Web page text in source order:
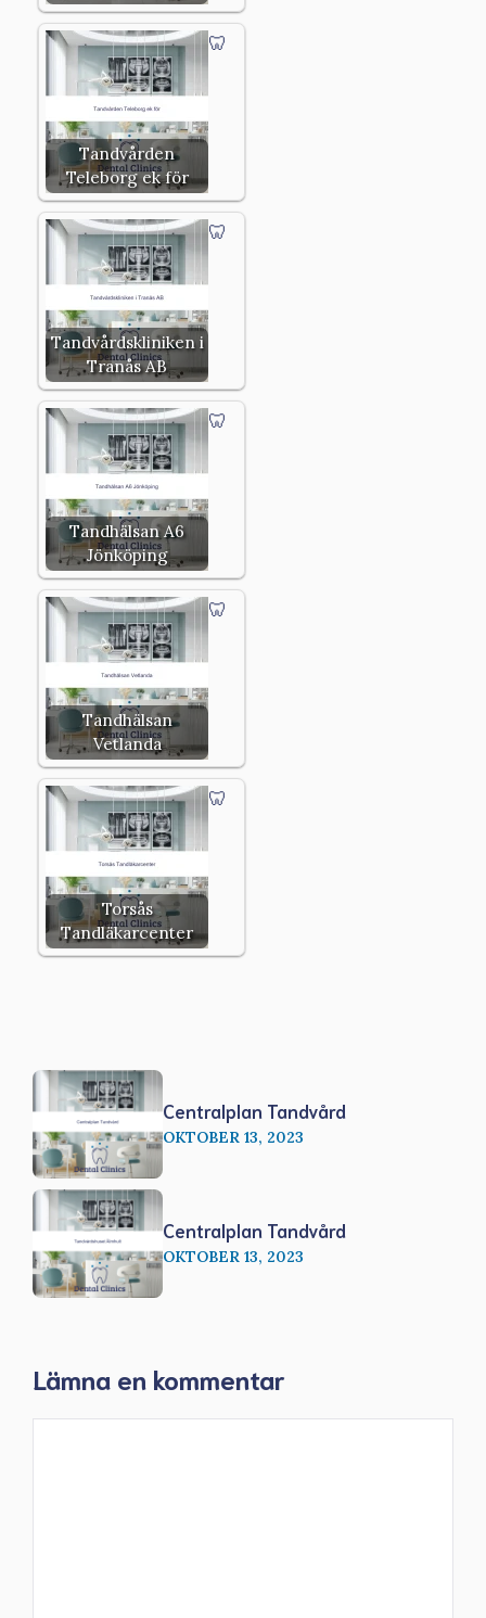
Tandvården
Teleborg ek för
Tandvårdskliniken i
Tranås AB
Tandhälsan A6
Jönköping
Tandhälsan
Vetlanda
Torsås
Tandläkarcenter
Centralplan Tandvård
OKTOBER 13, 2023
Centralplan Tandvård
OKTOBER 13, 2023
Lämna en kommentar